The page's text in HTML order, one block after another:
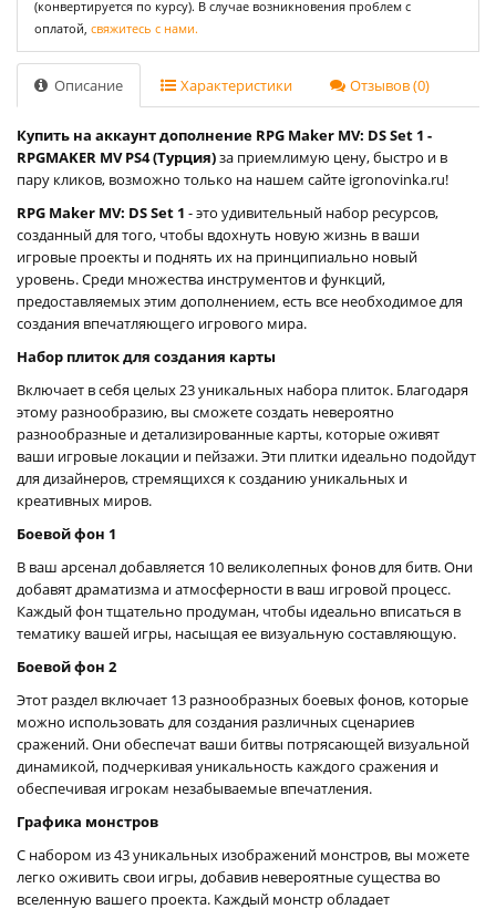
(конвертируется по курсу). В случае возникновения проблем с
оплатой, свяжитесь с нами.
Описание Характеристики Отзывов (0)
Купить на аккаунт дополнение RPG Maker MV: DS Set 1 -
RPGMAKER MV PS4 (Турция)за приемлимую цену, быстро и в
пару кликов, возможно только на нашем сайте igronovinka.ru!
RPG Maker MV: DS Set 1 - это удивительный набор ресурсов,
созданный для того, чтобы вдохнуть новую жизнь в ваши
игровые проекты и поднять их на принципиально новый
уровень. Среди множества инструментов и функций,
предоставляемых этим дополнением, есть все необходимое для
создания впечатляющего игрового мира.
Набор плиток для создания карты
Включает в себя целых 23 уникальных набора плиток. Благодаря
этому разнообразию, вы сможете создать невероятно
разнообразные и детализированные карты, которые оживят
ваши игровые локации и пейзажи. Эти плитки идеально подойдут
для дизайнеров, стремящихся к созданию уникальных и
креативных миров.
Боевой фон 1
В ваш арсенал добавляется 10 великолепных фонов для битв. Они
добавят драматизма и атмосферности в ваш игровой процесс.
Каждый фон тщательно продуман, чтобы идеально вписаться в
тематику вашей игры, насыщая ее визуальную составляющую.
Боевой фон 2
Этот раздел включает 13 разнообразных боевых фонов, которые
можно использовать для создания различных сценариев
сражений. Они обеспечат ваши битвы потрясающей визуальной
динамикой, подчеркивая уникальность каждого сражения и
обеспечивая игрокам незабываемые впечатления.
Графика монстров
С набором из 43 уникальных изображений монстров, вы можете
легко оживить свои игры, добавив невероятные существа во
вселенную вашего проекта. Каждый монстр обладает